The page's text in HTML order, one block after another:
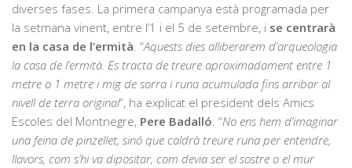
diverses fases. La primera campanya està programada per
la setmana vinent, entre l’1 i el 5 de setembre, i se centrarà
en la casa de l’ermità. “Aquests dies alliberarem d’arqueologia
la casa de l’ermità. Es tracta de treure aproximadament entre 1
metre o 1 metre i mig de sorra i runa acumulada fins arribar al
nivell de terra original“, ha explicat el president dels Amics
Escoles del Montnegre, Pere Badalló. “No ens hem d’imaginar
una feina de pinzellet, sinó que caldrà treure runa per entendre,
llavors, com s’hi va dipositar, com devia ser el sostre o el mur